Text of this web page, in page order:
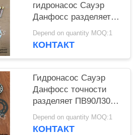
гидронасос Сауэр
Данфосс разделяет
комплект для ремонта
ПВ20 ПВ21 ПВ22
Depend on quantity MOQ:1
КОНТАКТ
Гидронасос Сауэр
Данфосс точности
разделяет ПВ90Л30
ПВ90Л42 ПВ90Л55
ПВ90Л75 ПВ90Л100
Depend on quantity MOQ:1
КОНТАКТ